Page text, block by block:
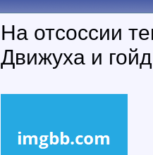
На отсоссии
Движуха и